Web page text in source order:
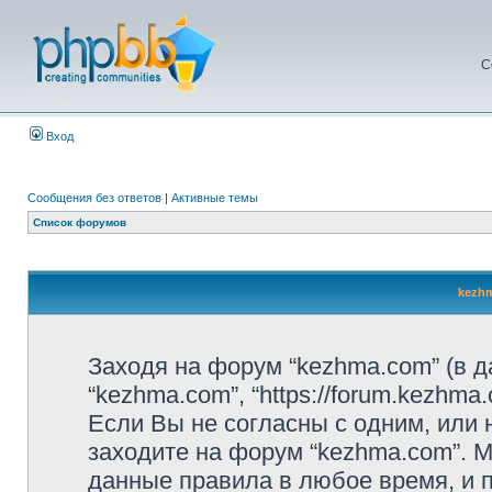
Вход
Сообщения без ответов | Активные темы
Список форумов
Заходя на форум “kezhma.com”
“kezhma.com”, “https://
Если Вы не согласны с одним, или
заходите на форум “kezhma.com”.
данные правила в любое время, и